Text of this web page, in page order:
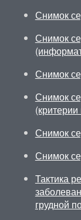
Снимок
Снимок
Снимок
Снимок
Снимок
Снимок
Тактика
грудной